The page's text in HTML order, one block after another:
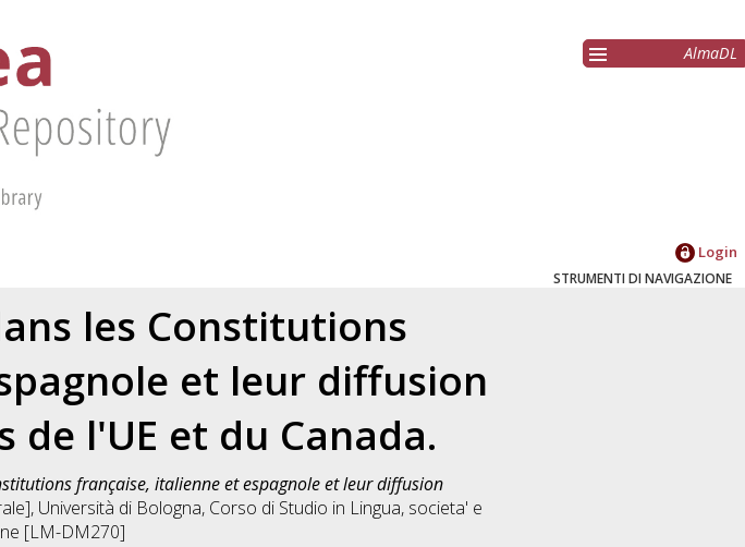
AlmaDL
Login
STRUMENTI DI NAVIGAZIONE
les Constitutions
et leur diffusion
l'UE et du Canada.
française, italienne et espagnole et leur diffusion
Università di Bologna, Corso di Studio in Lingua, societa' e
[LM-DM270]